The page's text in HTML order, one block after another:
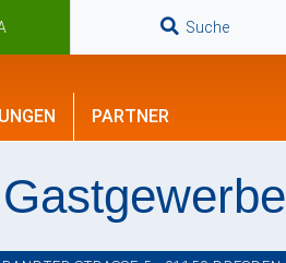
Suche
PARTNER